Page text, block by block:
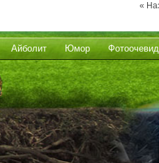
«
Айболит Юмор